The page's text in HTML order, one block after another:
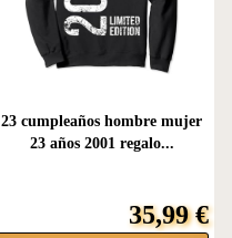
23 cumpleaños hombre mujer
23 años 2001 regalo...
35,99 €